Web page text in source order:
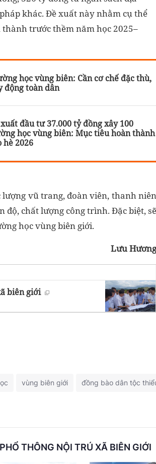
khác. Đề xuất này nhằm cụ thể
trước thềm năm học 2025–
học vùng biên: Cần cơ chế đặc thù,
động toàn dân
đầu tư 37.000 tỷ đồng xây 100
học vùng biên: Mục tiêu hoàn thành
hè 2026
vũ trang, đoàn viên, thanh niên
độ, chất lượng công trình. Đặc biệt, sẽ
học vùng biên giới.
Lưu Hương
biên giới
vùng biên giới đồng bào dân tộc
THÔNG NỘI TRÚ XÃ BIÊN GIỚI